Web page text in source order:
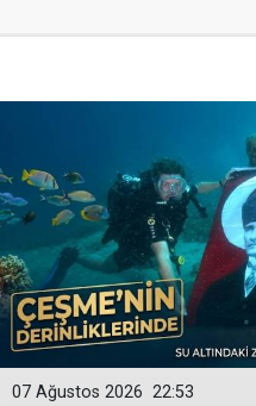
22:53
07 Ağustos 2026